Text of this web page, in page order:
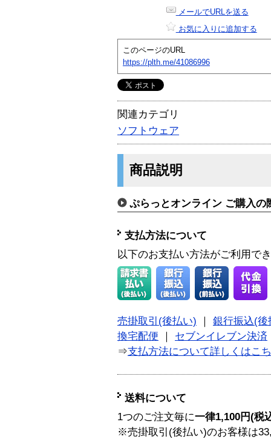
メールでURLを送る
お気に入りに追加する
このページのURL
https://plth.me/41086996
関連カテゴリ
ソフトウェア
商品説明
ぷらっとオンライン ご購入の
支払方法について
以下のお支払い方法がご利用で
売掛取引(後払い)
銀行振込(後
換宅配便
セブンイレブン決済
⇒支払方法について詳しくはこ
送料について
1つのご注文毎に一律1,100円(税
※売掛取引(後払い)のお客様は